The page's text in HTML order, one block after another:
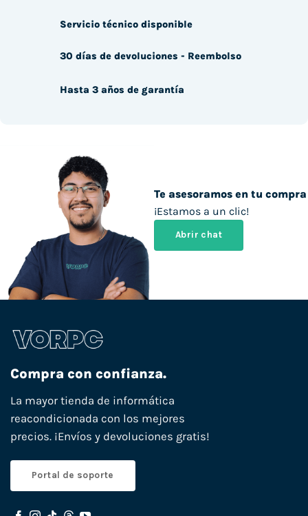
Te asesoramos en tu compra
¡Estamos a un clic!
Abrir chat
Servicio técnico disponible
30 días de devoluciones - Reembolso
Hasta 3 años de garantía
Compra con confianza.
La mayor tienda de informática
reacondicionada con los mejores
precios. ¡Envíos y devoluciones gratis!
Portal de soporte